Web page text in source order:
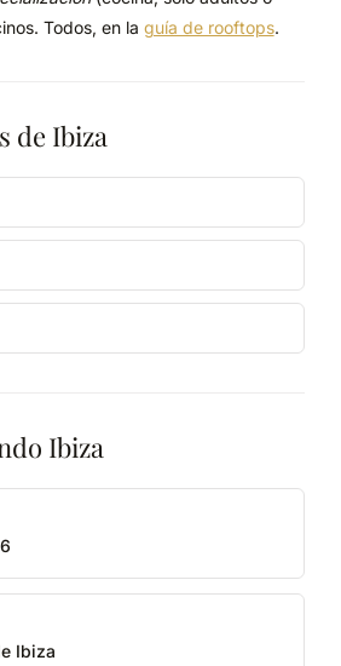
Todos, en la guía de rooftops.
de Ibiza
Ibiza
Ibiza